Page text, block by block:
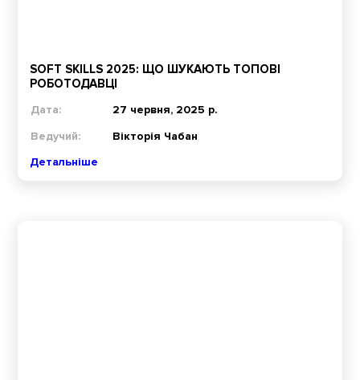
SOFT SKILLS 2025: ЩО ШУКАЮТЬ ТОПОВІ
РОБОТОДАВЦІ
Дата:
27 червня, 2025 р.
Ведучий:
Вікторія Чабан
Детальніше